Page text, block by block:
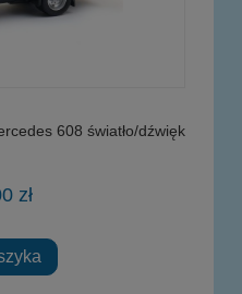
608 światło/dźwięk
zł